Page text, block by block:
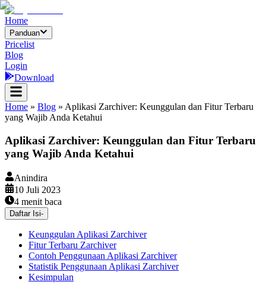
Home
Panduan
Pricelist
Blog
Login
Download
Home » Blog » Aplikasi Zarchiver: Keunggulan dan Fitur Terbaru
yang Wajib Anda Ketahui
Aplikasi Zarchiver: Keunggulan dan Fitur Terbaru
yang Wajib Anda Ketahui
Anindira
10 Juli 2023
4 menit baca
Daftar Isi-
Keunggulan Aplikasi Zarchiver
Fitur Terbaru Zarchiver
Contoh Penggunaan Aplikasi Zarchiver
Statistik Penggunaan Aplikasi Zarchiver
Kesimpulan